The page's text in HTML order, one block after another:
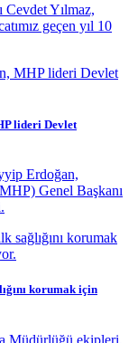
Cevdet Yılmaz,
geçen yıl 10
lideri Devlet
Erdoğan,
Genel Başkanı
korumak için
Müdürlüğü ekipleri,